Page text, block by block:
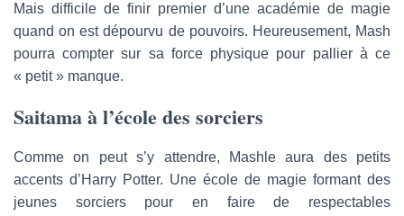
Mais difficile de finir premier d’une académie de magie
quand on est dépourvu de pouvoirs. Heureusement, Mash
pourra compter sur sa force physique pour pallier à ce
« petit » manque.
Saitama à l’école des sorciers
Comme on peut s’y attendre, Mashle aura des petits
accents d’Harry Potter. Une école de magie formant des
jeunes sorciers pour en faire de respectables